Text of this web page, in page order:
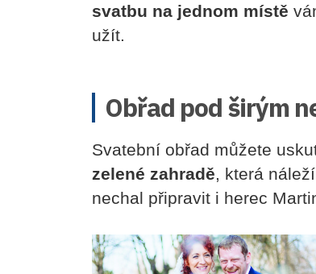
svatbu na jednom místě
užít.
Obřad pod širým
Svatební obřad můžete
zelené zahradě, která
nechal připravit i herec